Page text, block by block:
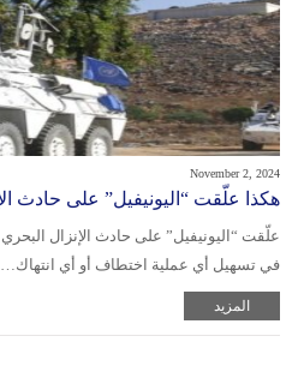
November 2, 2024
هكذا علّقت “اليونيفيل” على حادث
علّقت “اليونيفيل” على حادث الإنزال
في تسهيل أي عملية اختطاف أو أي انتهاك…
المزيد